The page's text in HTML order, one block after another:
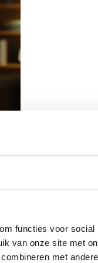
functies voor
van onze site met
met